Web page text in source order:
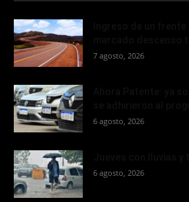
7 agosto, 2026
6 agosto, 2026
6 agosto, 2026